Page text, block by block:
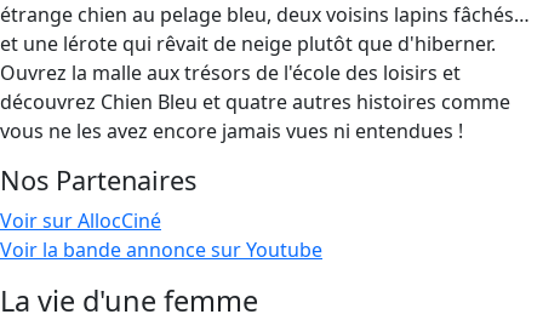
étrange chien au pelage bleu, deux voisins lapins fâchés…
et une lérote qui rêvait de neige plutôt que d'hiberner.
Ouvrez la malle aux trésors de l'école des loisirs et
découvrez Chien Bleu et quatre autres histoires comme
vous ne les avez encore jamais vues ni entendues !
Nos Partenaires
Voir sur AllocCiné
Voir la bande annonce sur Youtube
La vie d'une femme